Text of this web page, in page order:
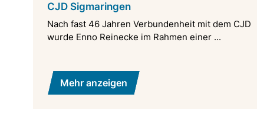
CJD Sigmaringen
Nach fast 46 Jahren Verbundenheit mit dem CJD
wurde Enno Reinecke im Rahmen einer ...
Mehr anzeigen